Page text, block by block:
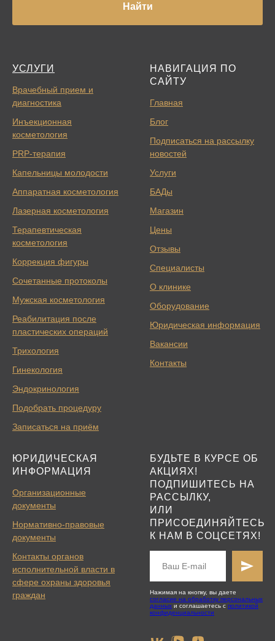
Найти
УСЛУГИ
Врачебный прием и
диагностика
Инъекционная
косметология
PRP-терапия
Капельницы молодости
Аппаратная косметология
Лазерная косметология
Терапевтическая
косметология
Коррекция фигуры
Сочетанные протоколы
Мужская косметология
Реабилитация после
пластических операций
Трихология
Гинекология
Эндокринология
Подобрать процедуру
Записаться на приём
НАВИГАЦИЯ ПО
САЙТУ
Главная
Блог
Подписаться на рассылку
новостей
Услуги
БАДы
Магазин
Цены
Отзывы
Специалисты
О клинике
Оборудование
Юридическая информация
Вакансии
Контакты
ЮРИДИЧЕСКАЯ
ИНФОРМАЦИЯ
Организационные
документы
Нормативно-правовые
документы
Контакты органов
исполнительной власти в
сфере охраны здоровья
граждан
БУДЬТЕ В КУРСЕ ОБ
АКЦИЯХ!
ПОДПИШИТЕСЬ НА
РАССЫЛКУ,
ИЛИ
ПРИСОЕДИНЯЙТЕСЬ
К НАМ В СОЦСЕТЯХ!
Нажимая на кнопку, вы даете
согласие на обработку персональных
данных и соглашаетесь с политикой
конфиденциальности